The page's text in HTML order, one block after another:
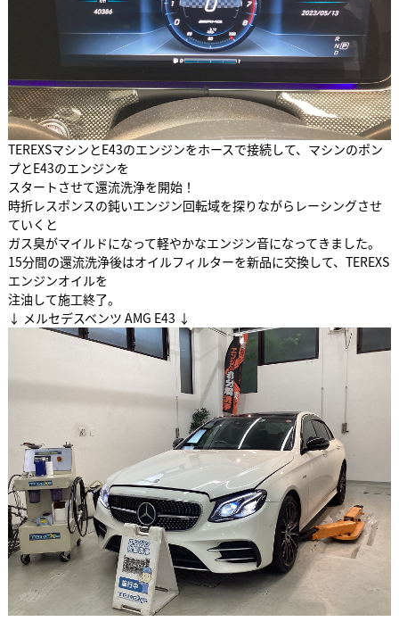
TEREXSマシンとE43のエンジンをホースで接続して、マシンのポン
プとE43のエンジンを
スタートさせて還流洗浄を開始！
時折レスポンスの鈍いエンジン回転域を探りながらレーシングさせ
ていくと
ガス臭がマイルドになって軽やかなエンジン音になってきました。
15分間の還流洗浄後はオイルフィルターを新品に交換して、TEREXS
エンジンオイルを
注油して施工終了。
↓ メルセデスベンツ AMG E43 ↓